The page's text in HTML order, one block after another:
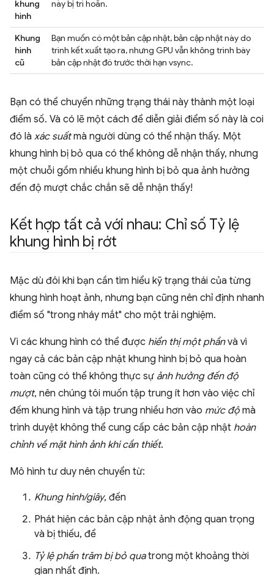
khung
hình
này bị trì hoãn.
Khung
hình
cũ
Bạn muốn có một bản cập nhật, bản cập nhật này do
trình kết xuất tạo ra, nhưng GPU vẫn không trình bày
bản cập nhật đó trước thời hạn vsync.
Bạn có thể chuyển những trạng thái này thành một loại
điểm số. Và có lẽ một cách để diễn giải điểm số này là coi
đó là xác suấtmà người dùng có thể nhận thấy. Một
khung hình bị bỏ qua có thể không dễ nhận thấy, nhưng
một chuỗi gồm nhiều khung hình bị bỏ qua ảnh hưởng
đến độ mượt chắc chắn sẽ dễ nhận thấy!
Kết hợp tất cả với nhau: Chỉ số Tỷ lệ
khung hình bị rớt
Mặc dù đôi khi bạn cần tìm hiểu kỹ trạng thái của từng
khung hình hoạt ảnh, nhưng bạn cũng nên chỉ định nhanh
điểm số "trong nháy mắt" cho một trải nghiệm.
Vì các khung hình có thể được hiển thị một phầnvà vì
ngay cả các bản cập nhật khung hình bị bỏ qua hoàn
toàn cũng có thể không thực sự ảnh hưởng đến độ
mượt, nên chúng tôi muốn tập trung ít hơn vào việc chỉ
đếm khung hình và tập trung nhiều hơn vào mức độ mà
trình duyệt không thể cung cấp các bản cập nhật hoàn
chỉnh về mặt hình ảnh khi cần thiết.
Mô hình tư duy nên chuyển từ:
Khung hình/giây, đến
Phát hiện các bản cập nhật ảnh động quan trọng
và bị thiếu, để
Tỷ lệ phần trăm bị bỏ quatrong một khoảng thời
gian nhất định.